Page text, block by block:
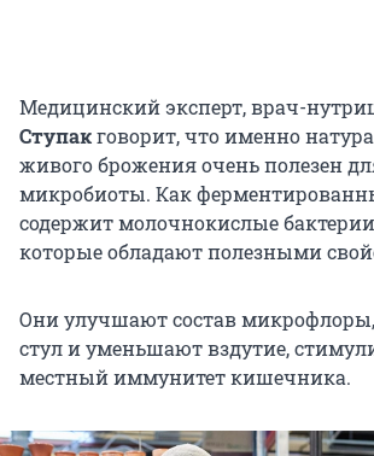
Медицинский эксперт, врач-
Ступакговорит, что именно
живого брожения очень полезен
микробиоты. Как
содержит молочнокислые
которые обладают полезными
Они улучшают состав
стул и уменьшают вздутие,
местный иммунитет кишечника.